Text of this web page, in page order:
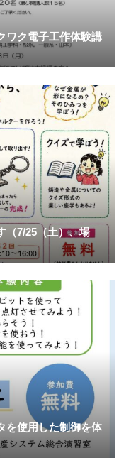
ワク電子工作体験講
（7/25（土）、場
を使用した制御を体